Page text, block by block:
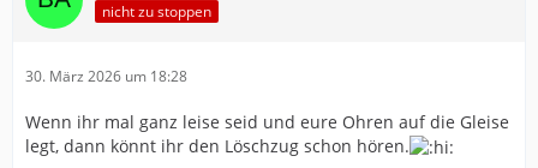
nicht zu stoppen
30. März 2026 um 18:28
Wenn ihr mal ganz leise seid und eure Ohren auf die Gleise
legt, dann könnt ihr den Löschzug schon hören.